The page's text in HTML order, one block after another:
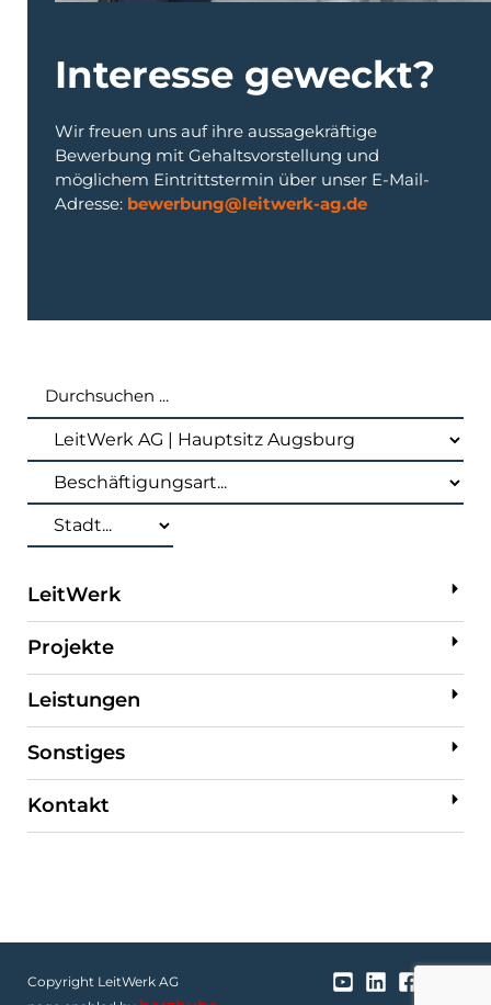
Interesse geweckt?
Wir freuen uns auf ihre aussagekräftige
Bewerbung mit Gehaltsvorstellung und
möglichem Eintrittstermin über unser E-Mail-
Adresse: bewerbung@leitwerk-ag.de
LeitWerk
Projekte
Leistungen
Sonstiges
Kontakt
Copyright LeitWerk AG